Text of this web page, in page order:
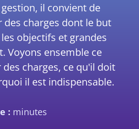
il convient de
des charges dont le but
objectifs et grandes
Voyons ensemble ce
charges, ce qu'il doit
il est indispensable.
: minutes